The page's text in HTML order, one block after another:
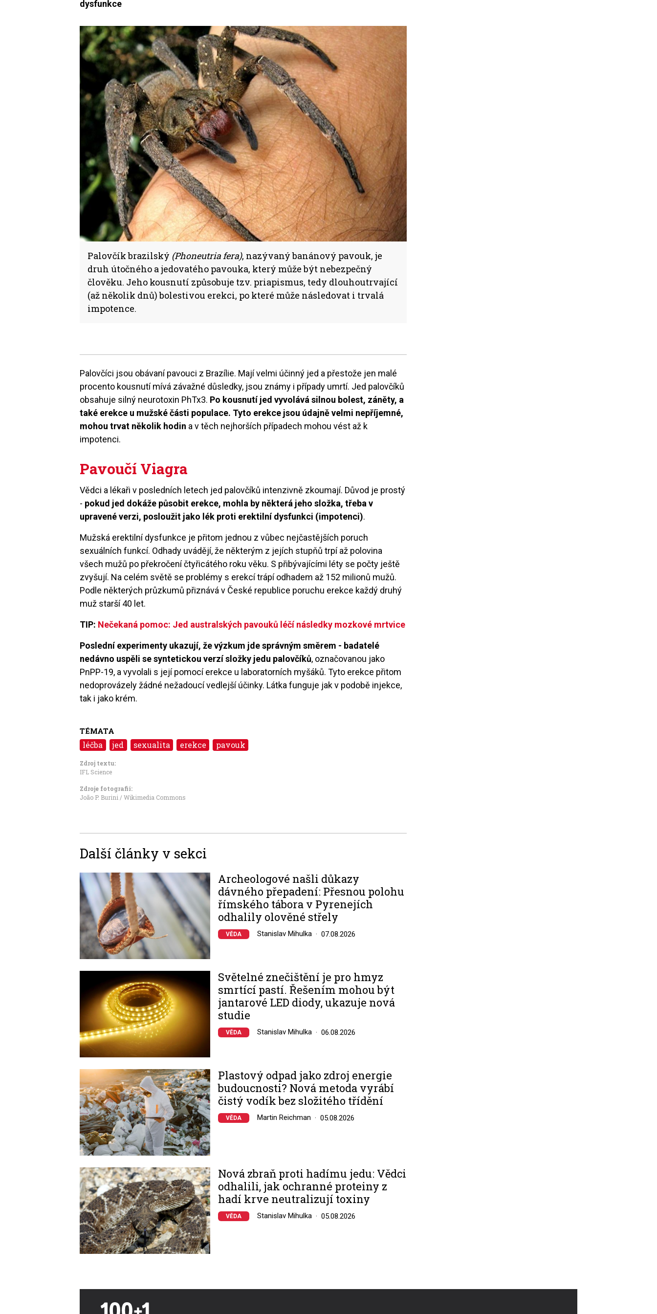
dysfunkce
Palovčík brazilský (Phoneutria fera), nazývaný banánový pavouk, je
druh útočného a jedovatého pavouka, který může být nebezpečný
člověku. Jeho kousnutí způsobuje tzv. priapismus, tedy dlouhoutrvající
(až několik dnů) bolestivou erekci, po které může následovat i trvalá
impotence.
Palovčíci jsou obávaní pavouci z Brazílie. Mají velmi účinný jed a přestože jen malé
procento kousnutí mívá závažné důsledky, jsou známy i případy umrtí. Jed palovčíků
obsahuje silný neurotoxin PhTx3. Po kousnutí jed vyvolává silnou bolest, záněty, a
také erekce u mužské části populace. Tyto erekce jsou údajně velmi nepříjemné,
mohou trvat několik hodin a v těch nejhorších případech mohou vést až k
impotenci.
Pavoučí Viagra
Vědci a lékaři v posledních letech jed palovčíků intenzivně zkoumají. Důvod je prostý
- pokud jed dokáže působit erekce, mohla by některá jeho složka, třeba v
upravené verzi, posloužit jako lék proti erektilní dysfunkci (impotenci).
Mužská erektilní dysfunkce je přitom jednou z vůbec nejčastějších poruch
sexuálních funkcí. Odhady uvádějí, že některým z jejích stupňů trpí až polovina
všech mužů po překročení čtyřicátého roku věku. S přibývajícími léty se počty ještě
zvyšují. Na celém světě se problémy s erekcí trápí odhadem až 152 milionů mužů.
Podle některých průzkumů přiznává v České republice poruchu erekce každý druhý
muž starší 40 let.
TIP: Nečekaná pomoc: Jed australských pavouků léčí následky mozkové mrtvice
Poslední experimenty ukazují, že výzkum jde správným směrem - badatelé
nedávno uspěli se syntetickou verzí složky jedu palovčíků, označovanou jako
PnPP-19, a vyvolali s její pomocí erekce u laboratorních myšáků. Tyto erekce přitom
nedoprovázely žádné nežadoucí vedlejší účinky. Látka funguje jak v podobě injekce,
tak i jako krém.
TÉMATA
léčba jed sexualita erekce pavouk
Zdroj textu:
IFL Science
Zdroje fotografii:
João P. Burini / Wikimedia Commons
Další články v sekci
Image
Archeologové našli důkazy
dávného přepadení: Přesnou polohu
římského tábora v Pyrenejích
odhalily olověné střely
VĚDA Stanislav Mihulka 07.08.2026
Světelné znečištění je pro hmyz
smrtící pastí. Řešením mohou být
jantarové LED diody, ukazuje nová
studie
VĚDA Stanislav Mihulka 06.08.2026
Image
Plastový odpad jako zdroj energie
budoucnosti? Nová metoda vyrábí
čistý vodík bez složitého třídění
VĚDA Martin Reichman 05.08.2026
Image
Nová zbraň proti hadímu jedu: Vědci
odhalili, jak ochranné proteiny z
hadí krve neutralizují toxiny
VĚDA Stanislav Mihulka 05.08.2026